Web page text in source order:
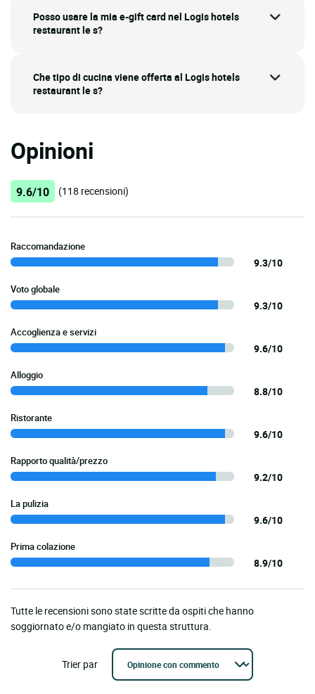
Posso usare la mia e-gift card nel Logis hotels
restaurant le s?
Che tipo di cucina viene offerta al Logis hotels
restaurant le s?
Opinioni
9.6/10 (118 recensioni)
Raccomandazione
9.3/10
Voto globale
9.3/10
Accoglienza e servizi
9.6/10
Alloggio
8.8/10
Ristorante
9.6/10
Rapporto qualità/prezzo
9.2/10
La pulizia
9.6/10
Prima colazione
8.9/10
Tutte le recensioni sono state scritte da ospiti che hanno
soggiornato e/o mangiato in questa struttura.
Trier par